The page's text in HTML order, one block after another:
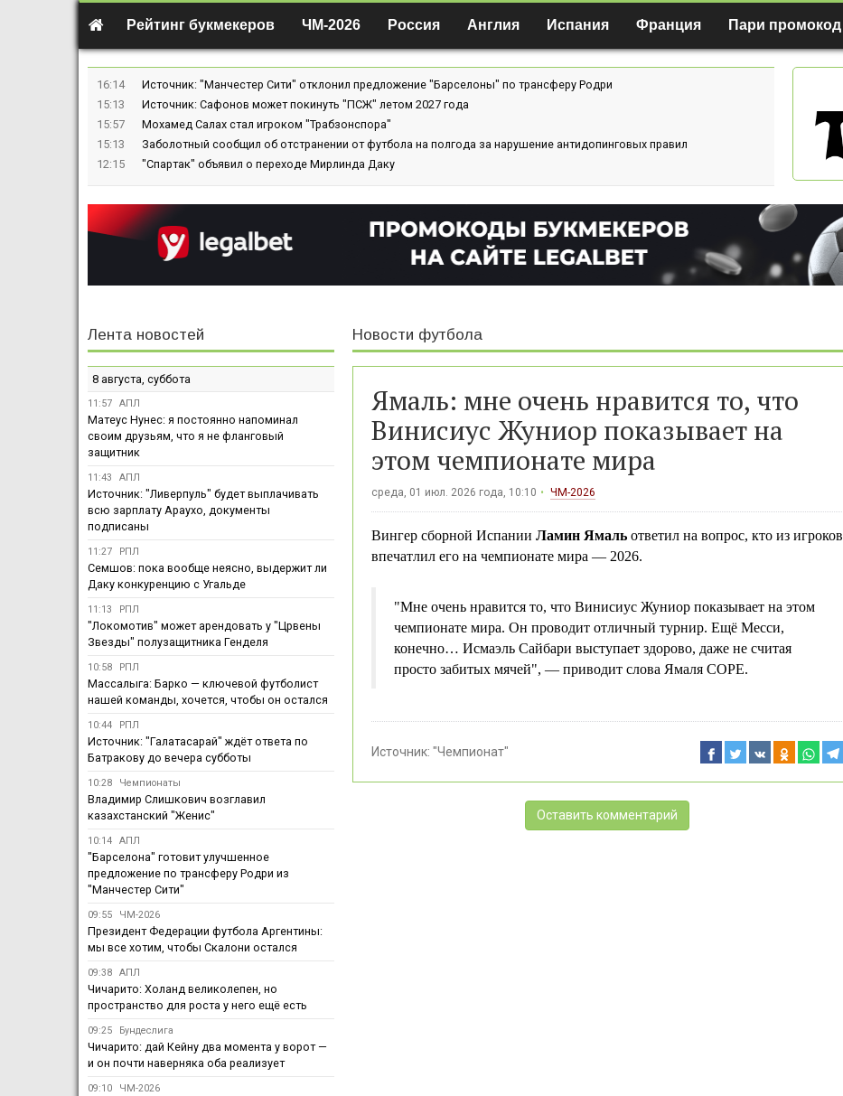
Рейтинг букмекеров ЧМ-2026 Россия Англия Испания Франция Пари промокод
16:14
Источник: "Манчестер Сити" отклонил предложение "Барселоны" по трансферу Родри
15:13
Источник: Сафонов может покинуть "ПСЖ" летом 2027 года
15:57
Мохамед Салах стал игроком "Трабзонспора"
15:13
Заболотный сообщил об отстранении от футбола на полгода за нарушение антидопинговых правил
12:15
"Спартак" объявил о переходе Мирлинда Даку
Новости футбола
Ямаль: мне очень нравится то, что
Винисиус Жуниор показывает на
этом чемпионате мира
среда, 01 июл. 2026 года, 10:10 ЧМ-2026
Вингер сборной Испании Ламин Ямальответил на вопрос, кто из игроков
впечатлил его на чемпионате мира — 2026.
"Мне очень нравится то, что Винисиус Жуниор показывает на этом
чемпионате мира. Он проводит отличный турнир. Ещё Месси,
конечно… Исмаэль Сайбари выступает здорово, даже не считая
просто забитых мячей", — приводит слова Ямаля COPE.
Источник: "Чемпионат"
Оставить комментарий
Лента новостей
8 августа, суббота
11:57 АПЛ
Матеус Нунес: я постоянно напоминал
своим друзьям, что я не фланговый
защитник
11:43 АПЛ
Источник: "Ливерпуль" будет выплачивать
всю зарплату Араухо, документы
подписаны
11:27 РПЛ
Семшов: пока вообще неясно, выдержит ли
Даку конкуренцию с Угальде
11:13 РПЛ
"Локомотив" может арендовать у "Црвены
Звезды" полузащитника Генделя
10:58 РПЛ
Массалыга: Барко — ключевой футболист
нашей команды, хочется, чтобы он остался
10:44 РПЛ
Источник: "Галатасарай" ждёт ответа по
Батракову до вечера субботы
10:28 Чемпионаты
Владимир Слишкович возглавил
казахстанский "Женис"
10:14 АПЛ
"Барселона" готовит улучшенное
предложение по трансферу Родри из
"Манчестер Сити"
09:55 ЧМ-2026
Президент Федерации футбола Аргентины:
мы все хотим, чтобы Скалони остался
09:38 АПЛ
Чичарито: Холанд великолепен, но
пространство для роста у него ещё есть
09:25 Бундеслига
Чичарито: дай Кейну два момента у ворот —
и он почти наверняка оба реализует
09:10 ЧМ-2026